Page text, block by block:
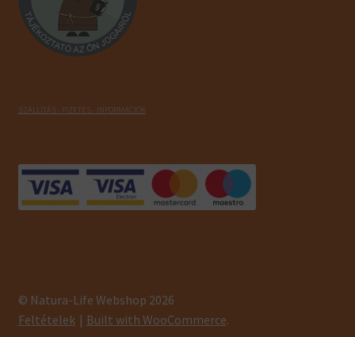
SZÁLLÍTÁS - FIZETÉS - INFORMÁCIÓK
© Natura-Life Webshop 2026
Feltételek
Built with WooCommerce.